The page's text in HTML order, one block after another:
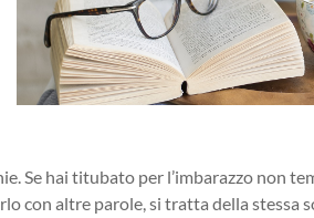
Se hai titubato per l’imbarazzo non
con altre parole, si tratta della stessa